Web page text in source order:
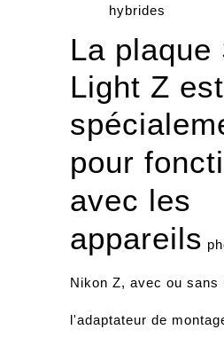
hybrides
La plaque
Light Z est
pour
avec les
appareils
Nikon Z, avec ou sans
l'adaptateur de